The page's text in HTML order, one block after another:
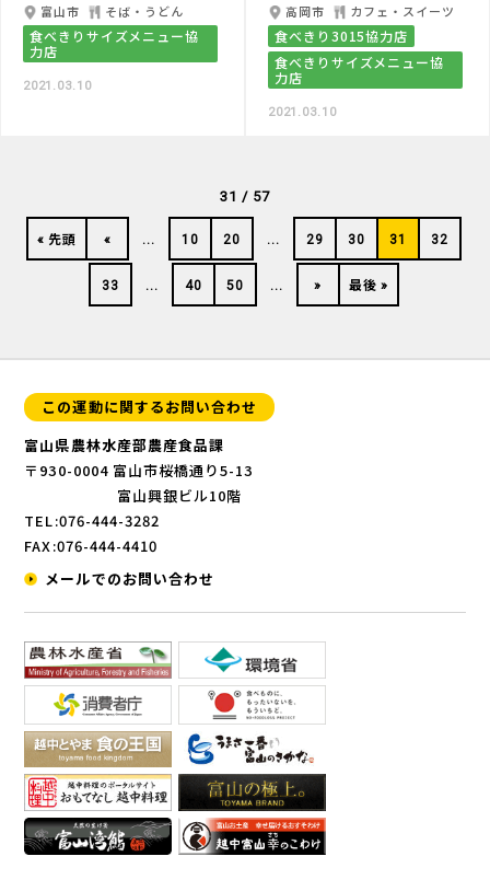
富山市 そば・うどん
食べきりサイズメニュー協
力店
2021.03.10
高岡市 カフェ・スイーツ
食べきり3015協力店
食べきりサイズメニュー協
力店
2021.03.10
31 / 57
« 先頭 « ... 10 20 ... 29 30 31 32
33 ... 40 50 ... » 最後 »
この運動に関するお問い合わせ
富山県農林水産部農産食品課
〒930-0004 富山市桜橋通り5-13
富山興銀ビル10階
TEL:076-444-3282
FAX:076-444-4410
メールでのお問い合わせ